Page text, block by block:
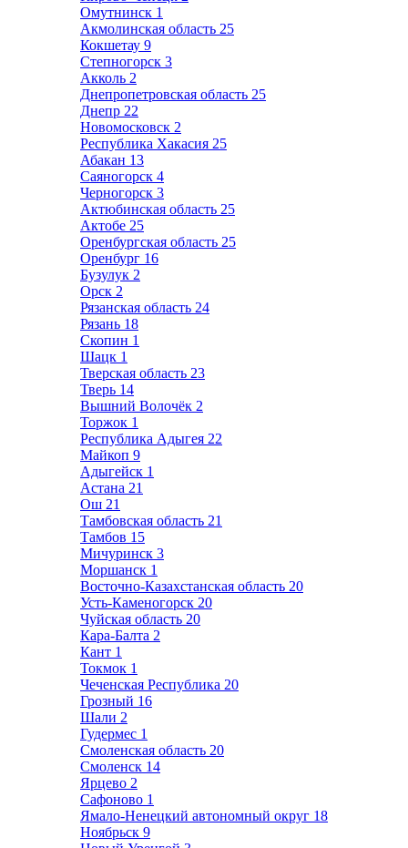
Омутнинск 1
Акмолинская область 25
Кокшетау 9
Степногорск 3
Акколь 2
Днепропетровская область 25
Днепр 22
Новомосковск 2
Республика Хакасия 25
Абакан 13
Саяногорск 4
Черногорск 3
Актюбинская область 25
Актобе 25
Оренбургская область 25
Оренбург 16
Бузулук 2
Орск 2
Рязанская область 24
Рязань 18
Скопин 1
Шацк 1
Тверская область 23
Тверь 14
Вышний Волочёк 2
Торжок 1
Республика Адыгея 22
Майкоп 9
Адыгейск 1
Астана 21
Ош 21
Тамбовская область 21
Тамбов 15
Мичуринск 3
Моршанск 1
Восточно-Казахстанская область 20
Усть-Каменогорск 20
Чуйская область 20
Кара-Балта 2
Кант 1
Токмок 1
Чеченская Республика 20
Грозный 16
Шали 2
Гудермес 1
Смоленская область 20
Смоленск 14
Ярцево 2
Сафоново 1
Ямало-Ненецкий автономный округ 18
Ноябрьск 9